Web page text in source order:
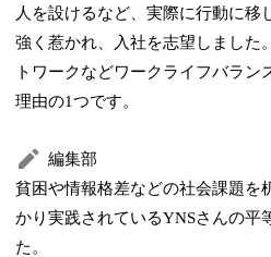
人を設けるなど、実際に行動に移
強く惹かれ、入社を志望しました
トワークなどワークライフバラン
理由の1つです。
編集部
貧困や情報格差などの社会課題を
かり実践されているYNSさんの平
た。